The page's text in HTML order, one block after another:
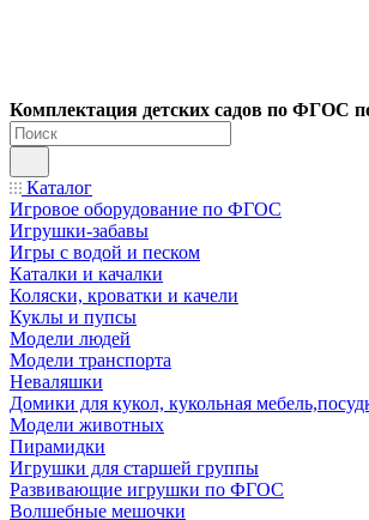
Комплектация детских садов по ФГОC
Каталог
Игровое оборудование по ФГОС
Игрушки-забавы
Игры с водой и песком
Каталки и качалки
Коляски, кроватки и качели
Куклы и пупсы
Модели людей
Модели транспорта
Неваляшки
Домики для кукол, кукольная
Модели животных
Пирамидки
Игрушки для старшей группы
Развивающие игрушки по ФГОС
Волшебные мешочки